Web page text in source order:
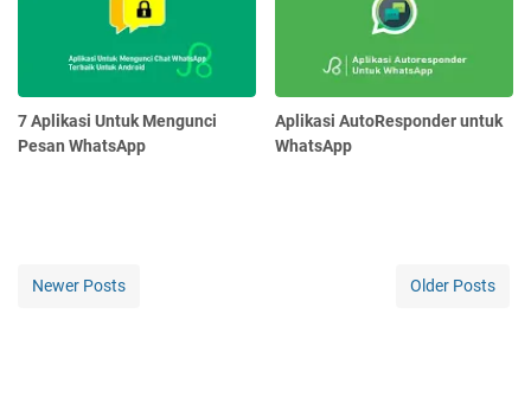
7 Aplikasi Untuk Mengunci
Pesan WhatsApp
Aplikasi AutoResponder untuk
WhatsApp
Newer Posts Older Posts